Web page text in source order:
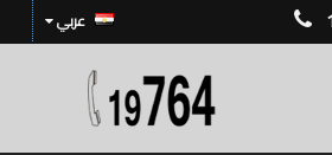
عربي